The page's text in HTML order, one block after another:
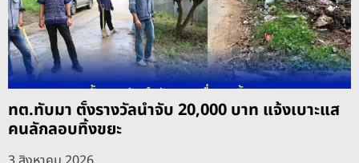
ทต.ทับมา ตั้งรางวัลนำจับ 20,000 บาท แจ้งเบาะแส
คนลักลอบทิ้งขยะ